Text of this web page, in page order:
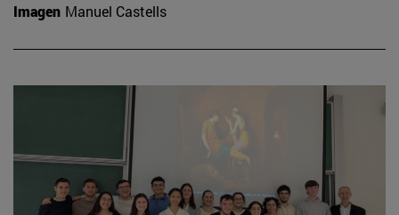
Imagen Manuel Castells